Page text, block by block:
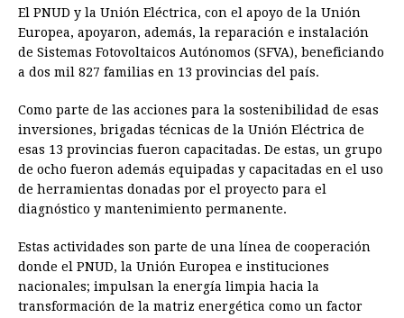
El PNUD y la Unión Eléctrica, con el apoyo de la Unión
Europea, apoyaron, además, la reparación e instalación
de Sistemas Fotovoltaicos Autónomos (SFVA), beneficiando
a dos mil 827 familias en 13 provincias del país.
Como parte de las acciones para la sostenibilidad de esas
inversiones, brigadas técnicas de la Unión Eléctrica de
esas 13 provincias fueron capacitadas. De estas, un grupo
de ocho fueron además equipadas y capacitadas en el uso
de herramientas donadas por el proyecto para el
diagnóstico y mantenimiento permanente.
Estas actividades son parte de una línea de cooperación
donde el PNUD, la Unión Europea e instituciones
nacionales; impulsan la energía limpia hacia la
transformación de la matriz energética como un factor